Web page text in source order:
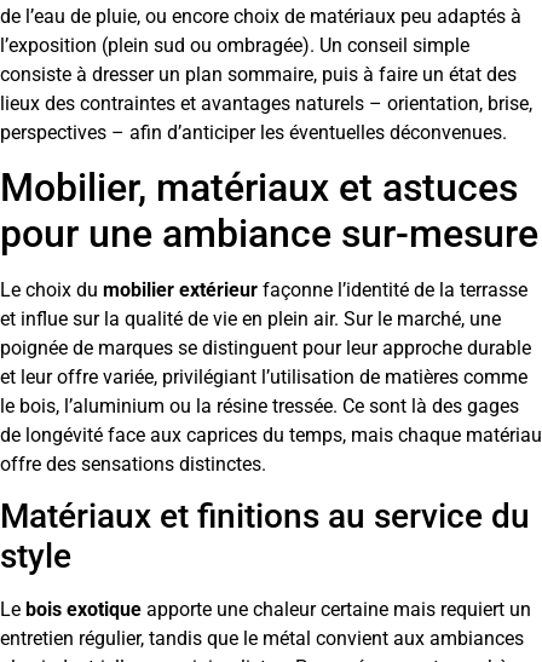
de l’eau de pluie, ou encore choix de matériaux peu adaptés à
l’exposition (plein sud ou ombragée). Un conseil simple
consiste à dresser un plan sommaire, puis à faire un état des
lieux des contraintes et avantages naturels – orientation, brise,
perspectives – afin d’anticiper les éventuelles déconvenues.
Mobilier, matériaux et astuces
pour une ambiance sur-mesure
Le choix du mobilier extérieur façonne l’identité de la terrasse
et influe sur la qualité de vie en plein air. Sur le marché, une
poignée de marques se distinguent pour leur approche durable
et leur offre variée, privilégiant l’utilisation de matières comme
le bois, l’aluminium ou la résine tressée. Ce sont là des gages
de longévité face aux caprices du temps, mais chaque matériau
offre des sensations distinctes.
Matériaux et finitions au service du
style
Le bois exotique apporte une chaleur certaine mais requiert un
entretien régulier, tandis que le métal convient aux ambiances